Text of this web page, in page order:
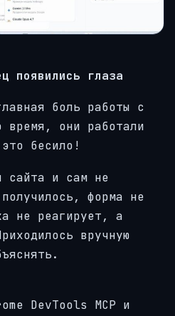
появились глаза
боль работы с
время, они работали
бесило!
сайта и сам не
форма не
не реагирует, а
вручную
DevTools MCP и